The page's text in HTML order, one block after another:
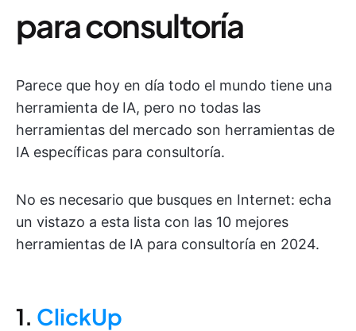
para consultoría
Parece que hoy en día todo el mundo tiene una
herramienta de IA, pero no todas las
herramientas del mercado son herramientas de
IA específicas para consultoría.
No es necesario que busques en Internet: echa
un vistazo a esta lista con las 10 mejores
herramientas de IA para consultoría en 2024.
1. ClickUp